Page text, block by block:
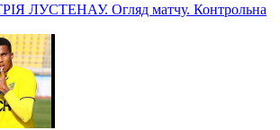
ЛУСТЕНАУ. Огляд матчу. Контрольна